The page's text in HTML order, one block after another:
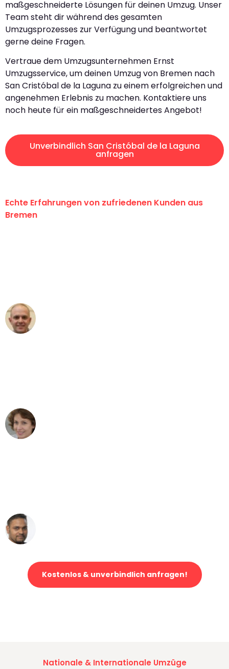
maßgeschneiderte Lösungen für deinen Umzug. Unser
Team steht dir während des gesamten
Umzugsprozesses zur Verfügung und beantwortet
gerne deine Fragen.
Vertraue dem Umzugsunternehmen Ernst
Umzugsservice, um deinen Umzug von Bremen nach
San Cristóbal de la Laguna zu einem erfolgreichen und
angenehmen Erlebnis zu machen. Kontaktiere uns
noch heute für ein maßgeschneidertes Angebot!
Unverbindlich San Cristóbal de la Laguna
anfragen
Echte Erfahrungen von zufriedenen Kunden aus
Bremen
Kostenlos & unverbindlich anfragen!
Nationale & Internationale Umzüge